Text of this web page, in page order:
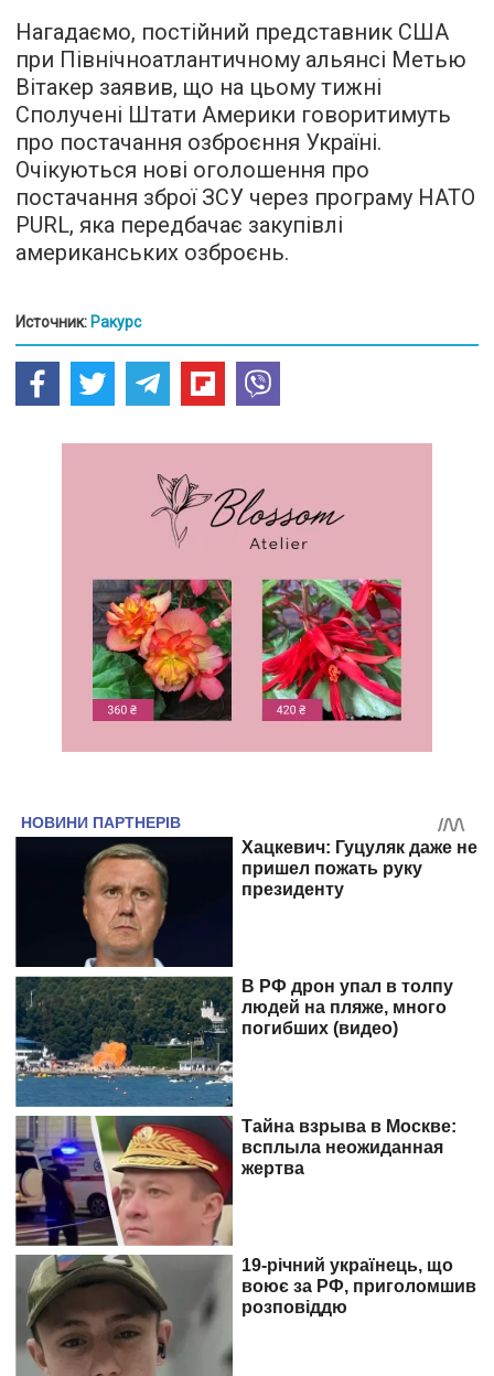
Нагадаємо, постійний представник США
при Північноатлантичному альянсі Метью
Вітакер заявив, що на цьому тижні
Сполучені Штати Америки говоритимуть
про постачання озброєння Україні.
Очікуються нові оголошення про
постачання зброї ЗСУ через програму НАТО
PURL, яка передбачає закупівлі
американських озброєнь.
Источник: Ракурс